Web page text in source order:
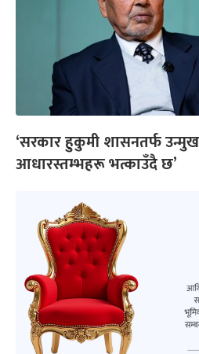
‘सरकार हुकुमी शासनतर्फ
आधारस्तम्भहरू भत्काउँदै छ’